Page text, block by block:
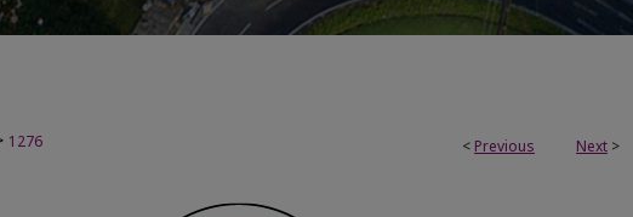
< Previous Next >
1276